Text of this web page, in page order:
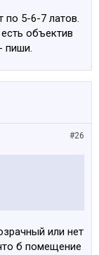
5-6-7 латов.
объектив
пиши.
#26
или нет
б помещение